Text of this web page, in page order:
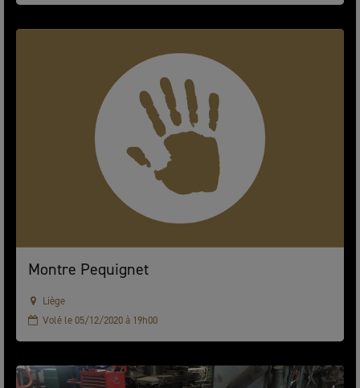
Montre Pequignet
Liège
Volé le 05/12/2020 à 19h00